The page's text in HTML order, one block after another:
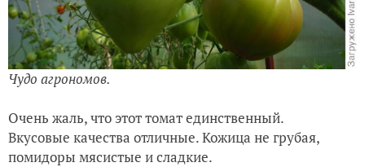
Чудо агрономов.
Очень жаль, что этот томат единственный.
Вкусовые качества отличные. Кожица не грубая,
помидоры мясистые и сладкие.